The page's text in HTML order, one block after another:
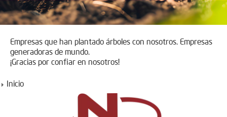
Empresas que han plantado árboles con nosotros. Empresas
generadoras de mundo.
¡Gracias por confiar en nosotros!
Inicio